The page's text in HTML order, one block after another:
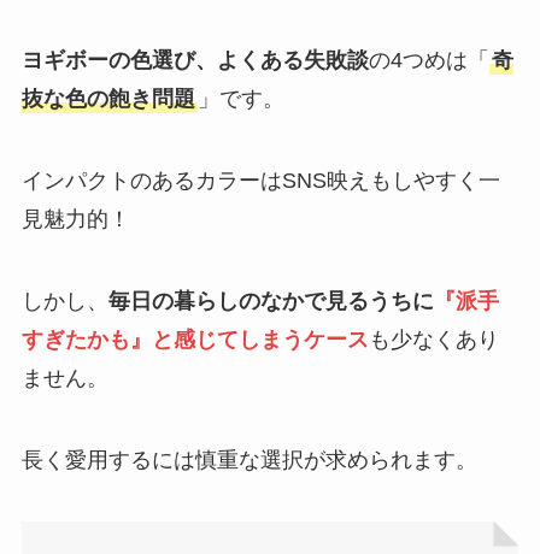
ヨギボーの色選び、よくある失敗談の4つめは「 奇
抜な色の飽き問題」です。
インパクトのあるカラーはSNS映えもしやすく一
見魅力的！
しかし、 毎日の暮らしのなかで見るうちに 『派手
すぎたかも』と感じてしまうケース も少なくあり
ません。
長く愛用するには慎重な選択が求められます。